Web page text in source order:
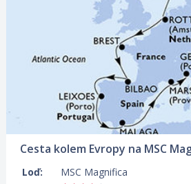
Cesta kolem Evropy na MSC
Loď: MSC Magnifica